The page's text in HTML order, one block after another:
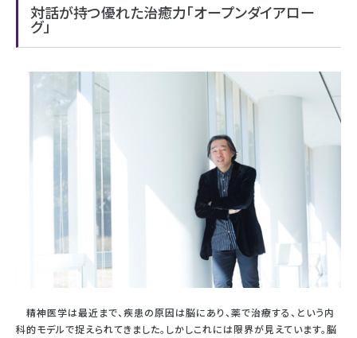
対話が持つ優れた治癒力「オープンダイアロー
グ」
精神医学は最近まで、疾患の原因は脳にあり、薬で治療する、という内
科的モデルで捉えられてきました。しかしこれには限界が見えています。脳